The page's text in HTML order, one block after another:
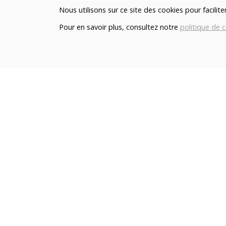
Nous utilisons sur ce site des cookies pour
Pour en savoir plus, consultez notre politique de
déjeuner au souper.